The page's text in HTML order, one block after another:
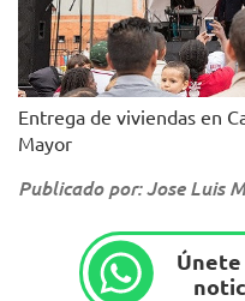
Entrega de viviendas en
Mayor
Publicado por: Jose Luis